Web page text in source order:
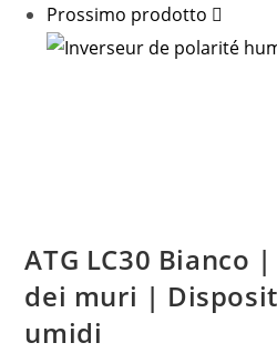
Prossimo prodotto
ATG LC30 Bianco
dei muri |
umidi